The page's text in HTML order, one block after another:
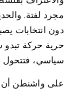
مجرد لفتة.
دون انتخابات
حرية حركة
سياسي، فتتحول
على واشنطن أن